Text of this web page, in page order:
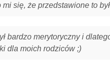
mi się, że przedstawione to
bardzo merytoryczny i
dla moich rodziców ;)